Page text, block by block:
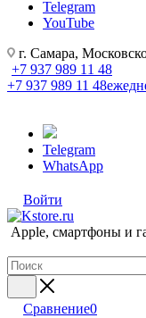
Telegram
YouTube
г. Самара,
+7 937 989 11 48
+7 937 989 11 48
Telegram
WhatsApp
Войти
Apple, cмартфоны и
Сравнение0